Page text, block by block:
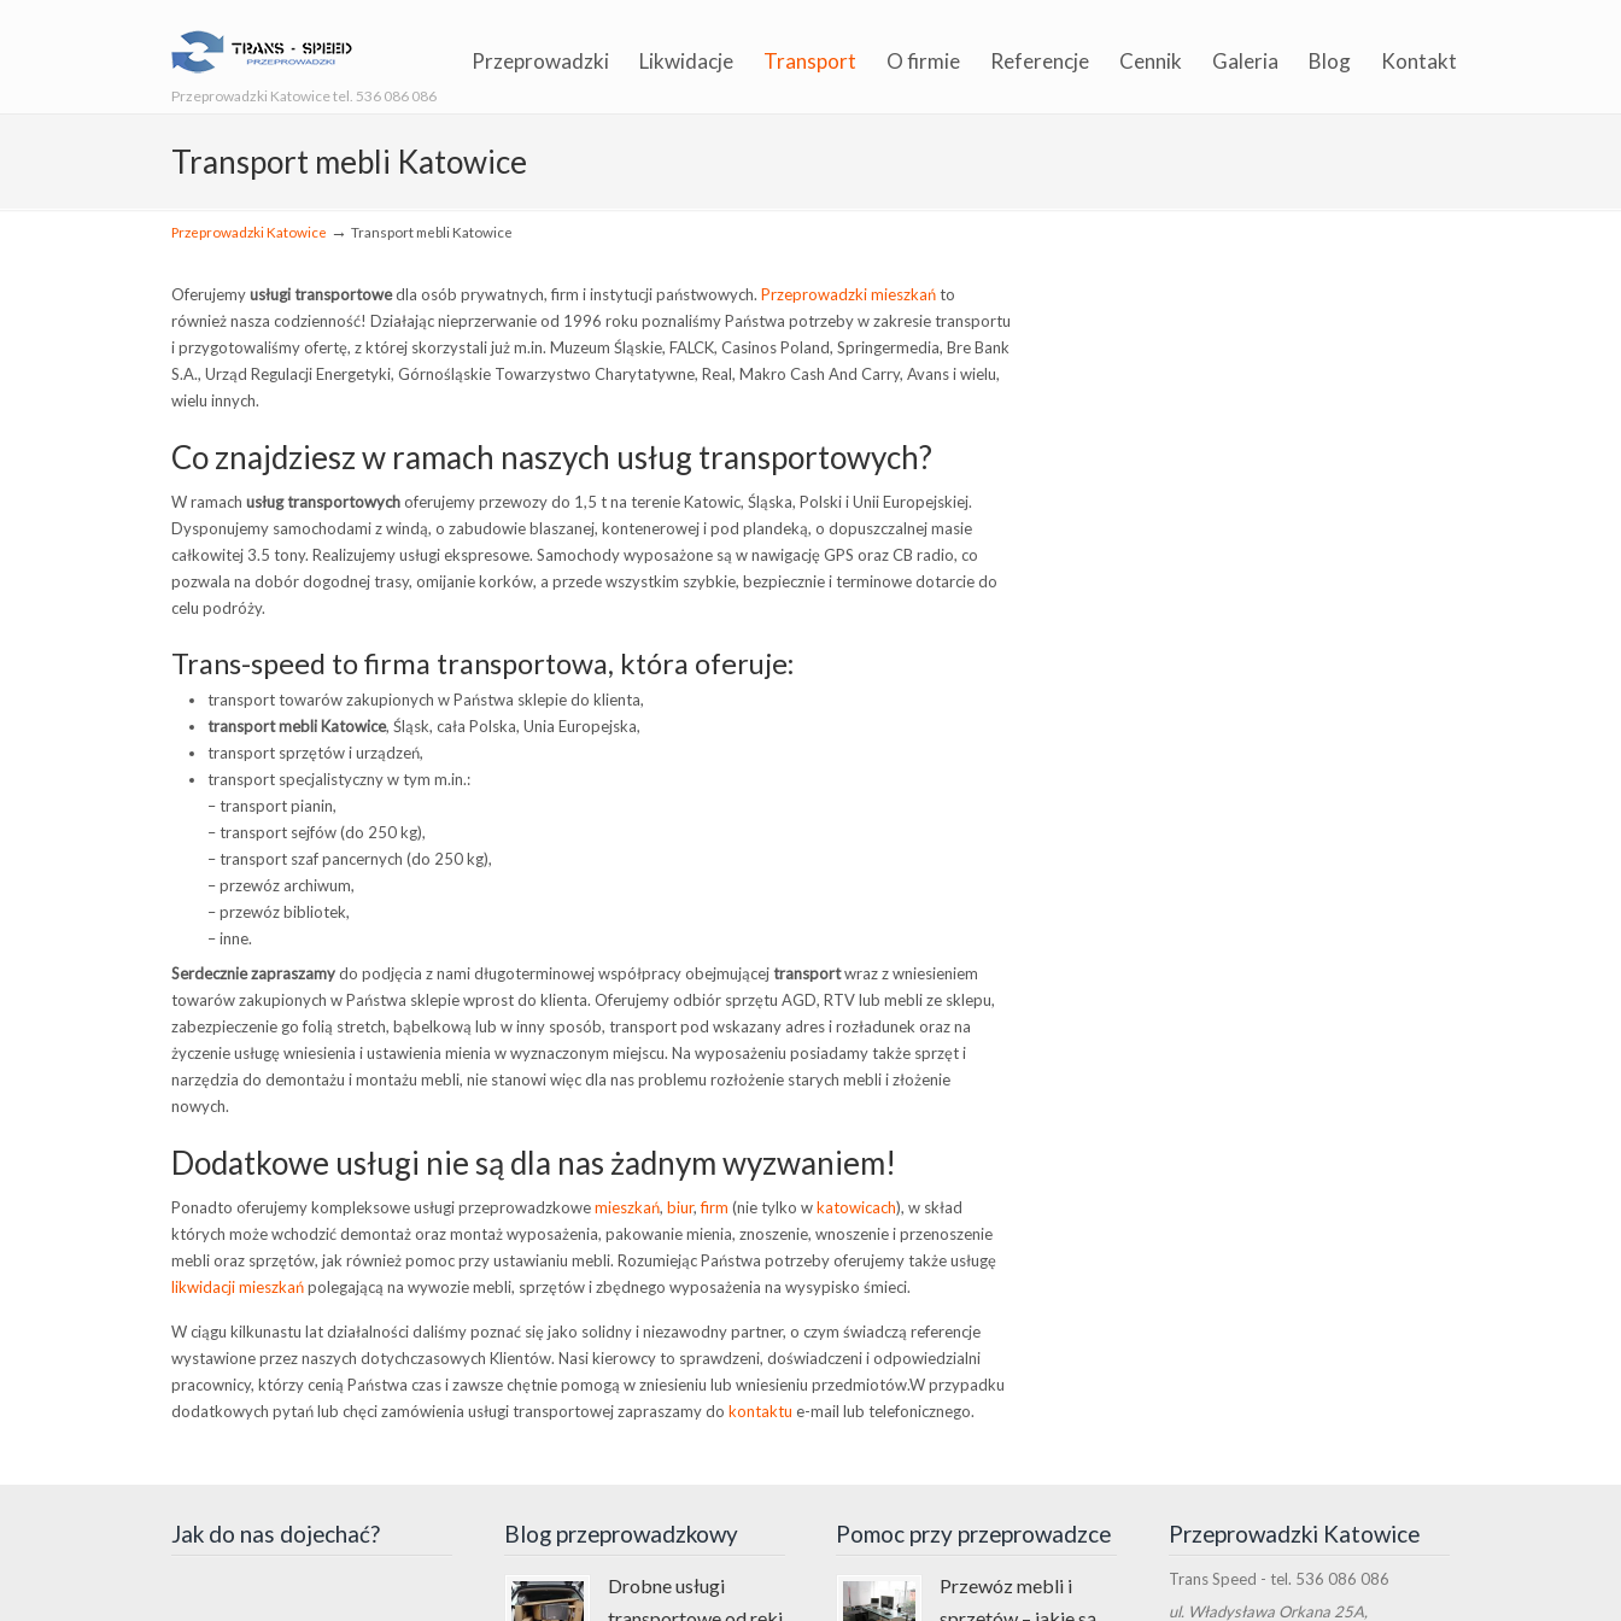
Przeprowadzki Katowice tel. 536 086 086
Przeprowadzki Likwidacje Transport O firmie Referencje Cennik Galeria Blog Kontakt
Transport mebli Katowice
Przeprowadzki Katowice → Transport mebli Katowice
Oferujemyusługi transportowedla osób prywatnych, firm i instytucji państwowych. Przeprowadzki mieszkańto
również nasza codzienność! Działając nieprzerwanie od 1996 roku poznaliśmy Państwa potrzeby w zakresie transportu
i przygotowaliśmy ofertę, z której skorzystali już m.in. Muzeum Śląskie, FALCK, Casinos Poland, Springermedia, Bre Bank
S.A., Urząd Regulacji Energetyki, Górnośląskie Towarzystwo Charytatywne, Real, Makro Cash And Carry, Avans i wielu,
wielu innych.
Co znajdziesz w ramach naszych usług transportowych?
W ramach usług transportowychoferujemy przewozy do 1,5 t na terenie Katowic, Śląska, Polski i Unii Europejskiej.
Dysponujemy samochodami z windą, o zabudowie blaszanej, kontenerowej i pod plandeką, o dopuszczalnej masie
całkowitej 3.5 tony. Realizujemy usługi ekspresowe. Samochody wyposażone są w nawigację GPS oraz CB radio, co
pozwala na dobór dogodnej trasy, omijanie korków, a przede wszystkim szybkie, bezpiecznie i terminowe dotarcie do
celu podróży.
Trans-speed to firma transportowa, która oferuje:
transport towarów zakupionych w Państwa sklepie do klienta,
transport mebli Katowice, Śląsk, cała Polska, Unia Europejska,
transport sprzętów i urządzeń,
transport specjalistyczny w tym m.in.:
– transport pianin,
– transport sejfów (do 250 kg),
– transport szaf pancernych (do 250 kg),
– przewóz archiwum,
– przewóz bibliotek,
– inne.
Serdecznie zapraszamydo podjęcia z nami długoterminowej współpracy obejmującejtransportwraz z wniesieniem
towarów zakupionych w Państwa sklepie wprost do klienta. Oferujemy odbiór sprzętu AGD, RTV lub mebli ze sklepu,
zabezpieczenie go folią stretch, bąbelkową lub w inny sposób, transport pod wskazany adres i rozładunek oraz na
życzenie usługę wniesienia i ustawienia mienia w wyznaczonym miejscu. Na wyposażeniu posiadamy także sprzęt i
narzędzia do demontażu i montażu mebli, nie stanowi więc dla nas problemu rozłożenie starych mebli i złożenie
nowych.
Dodatkowe usługi nie są dla nas żadnym wyzwaniem!
Ponadto oferujemy kompleksowe usługi przeprowadzkowemieszkań, biur,firm (nie tylko wkatowicach), w skład
których może wchodzić demontaż oraz montaż wyposażenia, pakowanie mienia, znoszenie, wnoszenie i przenoszenie
mebli oraz sprzętów, jak również pomoc przy ustawianiu mebli. Rozumiejąc Państwa potrzeby oferujemy także usługę
likwidacji mieszkańpolegającą na wywozie mebli, sprzętów i zbędnego wyposażenia na wysypisko śmieci.
W ciągu kilkunastu lat działalności daliśmy poznać się jako solidny i niezawodny partner, o czym świadczą referencje
wystawione przez naszych dotychczasowych Klientów. Nasi kierowcy to sprawdzeni, doświadczeni i odpowiedzialni
pracownicy, którzy cenią Państwa czas i zawsze chętnie pomogą w zniesieniu lub wniesieniu przedmiotów.W przypadku
dodatkowych pytań lub chęci zamówienia usługi transportowej zapraszamy do kontaktu e-mail lub telefonicznego.
Jak do nas dojechać? Blog przeprowadzkowy
Drobne usługi
Pomoc przy przeprowadzce
Przewóz mebli i
Przeprowadzki Katowice
Trans Speed - tel. 536 086 086
ul. Władysława Orkana 25A,